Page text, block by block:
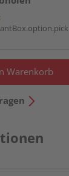
Warenkorb